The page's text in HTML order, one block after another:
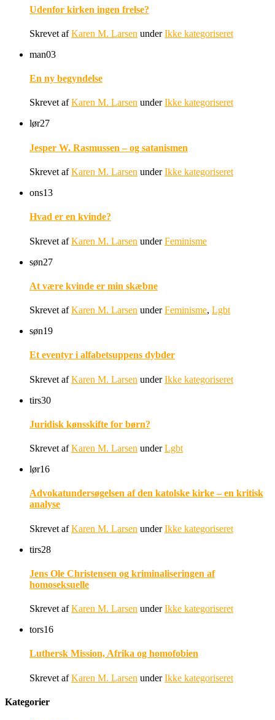
Udenfor kirken ingen frelse?
Skrevet afKaren M. Larsen underIkke kategoriseret
man03
En ny begyndelse
Skrevet afKaren M. Larsen underIkke kategoriseret
lør27
Jesper W. Rasmussen – og satanismen
Skrevet afKaren M. Larsen underIkke kategoriseret
ons13
Hvad er en kvinde?
Skrevet afKaren M. Larsen underFeminisme
søn27
At være kvinde er min skæbne
Skrevet afKaren M. Larsen underFeminisme, Lgbt
søn19
Et eventyr i alfabetsuppens dybder
Skrevet afKaren M. Larsen underIkke kategoriseret
tirs30
Juridisk kønsskifte for børn?
Skrevet afKaren M. Larsen underLgbt
lør16
Advokatundersøgelsen af den katolske kirke – en kritisk
analyse
Skrevet afKaren M. Larsen underIkke kategoriseret
tirs28
Jens Ole Christensen og kriminaliseringen af
homoseksuelle
Skrevet afKaren M. Larsen underIkke kategoriseret
tors16
Luthersk Mission, Afrika og homofobien
Skrevet afKaren M. Larsen underIkke kategoriseret
Kategorier